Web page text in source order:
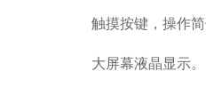
触摸按键，操作
大屏幕液晶显示。